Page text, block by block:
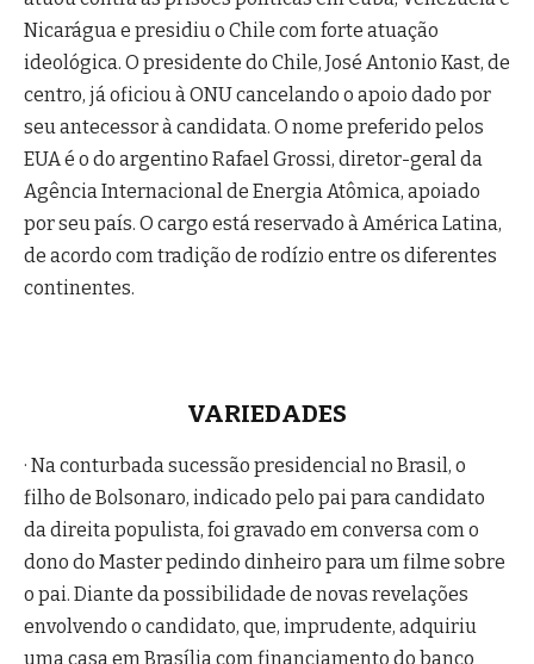
Nicarágua e presidiu o Chile com forte atuação
ideológica. O presidente do Chile, José Antonio Kast, de
centro, já oficiou à ONU cancelando o apoio dado por
seu antecessor à candidata. O nome preferido pelos
EUA é o do argentino Rafael Grossi, diretor-geral da
Agência Internacional de Energia Atômica, apoiado
por seu país. O cargo está reservado à América Latina,
de acordo com tradição de rodízio entre os diferentes
continentes.
VARIEDADES
· Na conturbada sucessão presidencial no Brasil, o
filho de Bolsonaro, indicado pelo pai para candidato
da direita populista, foi gravado em conversa com o
dono do Master pedindo dinheiro para um filme sobre
o pai. Diante da possibilidade de novas revelações
envolvendo o candidato, que, imprudente, adquiriu
uma casa em Brasília com financiamento do banco